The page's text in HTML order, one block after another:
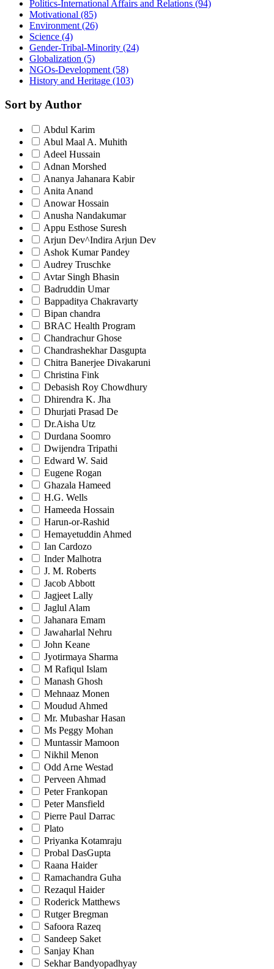
Politics-International Affairs and Relations (94)
Motivational (85)
Environment (26)
Science (4)
Gender-Tribal-Minority (24)
Globalization (5)
NGOs-Development (58)
History and Heritage (103)
Sort by Author
Abdul Karim
Abul Maal A. Muhith
Adeel Hussain
Adnan Morshed
Ananya Jahanara Kabir
Anita Anand
Anowar Hossain
Anusha Nandakumar
Appu Esthose Suresh
Arjun Dev^Indira Arjun Dev
Ashok Kumar Pandey
Audrey Truschke
Avtar Singh Bhasin
Badruddin Umar
Bappaditya Chakravarty
Bipan chandra
BRAC Health Program
Chandrachur Ghose
Chandrashekhar Dasgupta
Chitra Banerjee Divakaruni
Christina Fink
Debasish Roy Chowdhury
Dhirendra K. Jha
Dhurjati Prasad De
Dr.Aisha Utz
Durdana Soomro
Dwijendra Tripathi
Edward W. Said
Eugene Rogan
Ghazala Hameed
H.G. Wells
Hameeda Hossain
Harun-or-Rashid
Hemayetuddin Ahmed
Ian Cardozo
Inder Malhotra
J. M. Roberts
Jacob Abbott
Jagjeet Lally
Jaglul Alam
Jahanara Emam
Jawaharlal Nehru
John Keane
Jyotirmaya Sharma
M Rafiqul Islam
Manash Ghosh
Mehnaaz Monen
Moudud Ahmed
Mr. Mubashar Hasan
Ms Peggy Mohan
Muntassir Mamoon
Nikhil Menon
Odd Arne Westad
Perveen Ahmad
Peter Frankopan
Peter Mansfield
Pierre Paul Darrac
Plato
Priyanka Kotamraju
Probal DasGupta
Raana Haider
Ramachandra Guha
Rezaqul Haider
Roderick Matthews
Rutger Bregman
Safoora Razeq
Sandeep Saket
Sanjay Khan
Sekhar Bandyopadhyay